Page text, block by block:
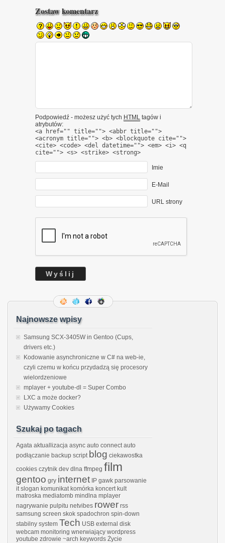
Zostaw komentarz
Podpowiedź - możesz użyć tych HTML tagów i
atrybutów:
<a href="" title=""> <abbr title="">
<acronym title=""> <b> <blockquote cite="">
<cite> <code> <del datetime=""> <em> <i> <q
cite=""> <s> <strike> <strong>
Imie
E-Mail
URL strony
Najnowsze wpisy
Samsung SCX-3405W in Gentoo (Cups,
drivers etc.)
Kodowanie asynchroniczne w C# na web-ie,
czyli czemu w końcu przydadzą się procesory
wielordzeniowe
mplayer + youtube-dl = Super Combo
LXC a może docker?
Używamy Cookies
Szukaj po tagach
Agata aktuallizacja async auto connect auto
podłączanie backup script blog ciekawostka
cookies czytnik dev dlna ffmpeg film
gentoo gry internet IP gawk parsowanie
it slogan komunikat komórka koncert kult
matroska mediatomb mindlna mplayer
nagrywanie pulpitu netvibes rower rss
samsung screen skok spadochron spin-down
stabilny system Tech USB external disk
webcam monitoring wnerwiający wordpress
youtube zdrowie ~arch keywords Życie